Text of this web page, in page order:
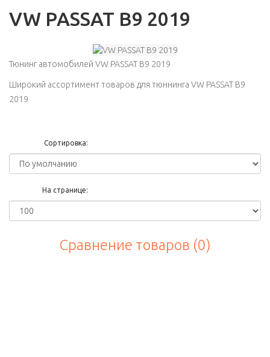
VW PASSAT B9 2019
Тюнинг автомобилей VW PASSAT B9 2019
Широкий ассортимент товаров для тюннинга VW PASSAT B9
2019
Сортировка:
На странице:
Сравнение товаров (0)